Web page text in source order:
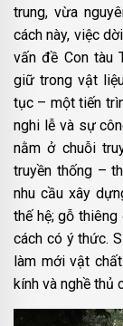
trung, vừa
cách này, việc
vấn đề Con tàu
giữ trong vật
tục – một tiến
nghi lễ và sự
nằm ở chuỗi
truyền thống –
nhu cầu xây
thế hệ; gỗ
cách có ý thức.
làm mới vật
kính và nghề thủ